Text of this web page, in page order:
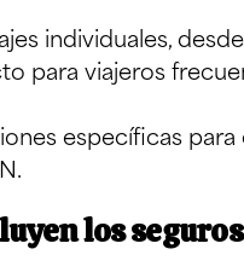
individuales,
para viajeros
específicas para
los